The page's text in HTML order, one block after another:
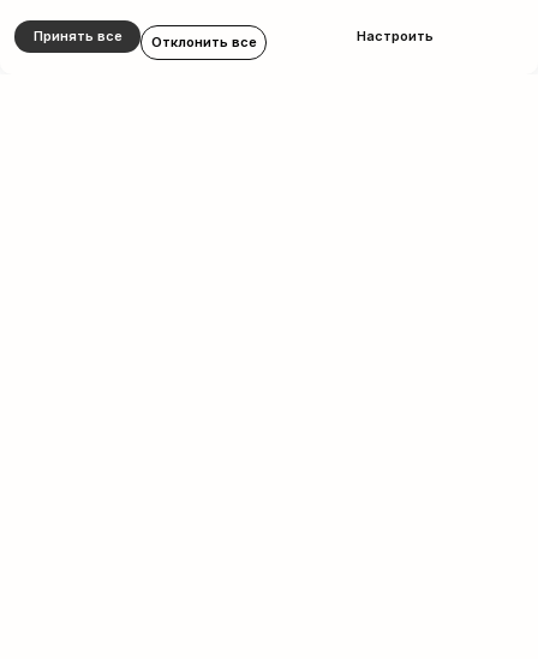
Принять все Отклонить все Настроить